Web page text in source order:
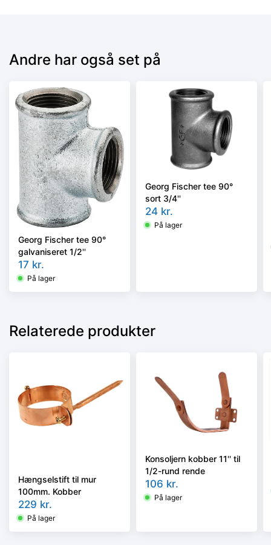
Andre har også set på
Georg Fischer tee 90°
galvaniseret 1/2''
17 kr.
På lager
Georg Fischer tee 90°
sort 3/4''
24 kr.
På lager
Relaterede produkter
Hængselstift til mur
100mm. Kobber
229 kr.
På lager
Konsoljern kobber 11'' til
1/2-rund rende
106 kr.
På lager